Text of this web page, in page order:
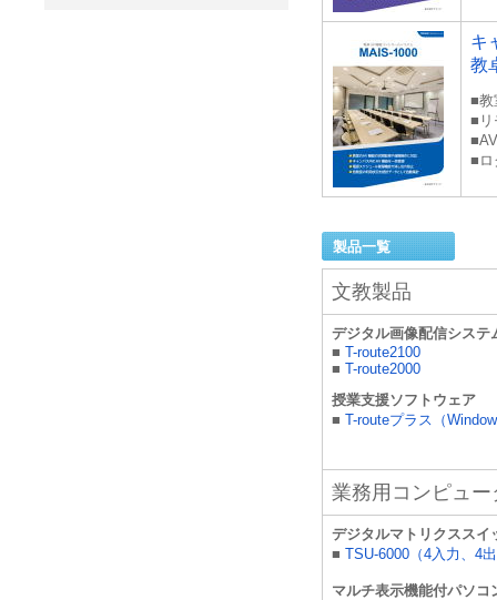
キ
教
■教
■リ
■ロ
製品一覧
文教製品
デジタル画像配信システ
■ T-route2100
■ T-route2000
授業支援ソフトウェア
■ T-routeプラス（
業務用コンピュ
デジタルマトリクススイ
■ TSU-6000（4入力、4
マルチ表示機能付パソコ